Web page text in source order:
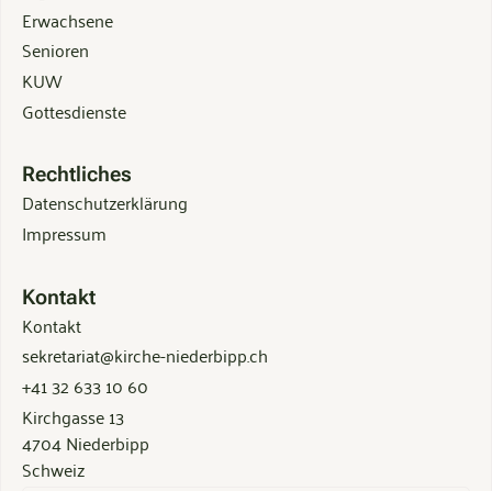
Erwachsene
Senioren
KUW
Gottesdienste
Rechtliches
Datenschutzerklärung
Impressum
Kontakt
Kontakt
sekretariat@kirche-niederbipp.ch
+41 32 633 10 60
Kirchgasse 13
4704 Niederbipp
Schweiz